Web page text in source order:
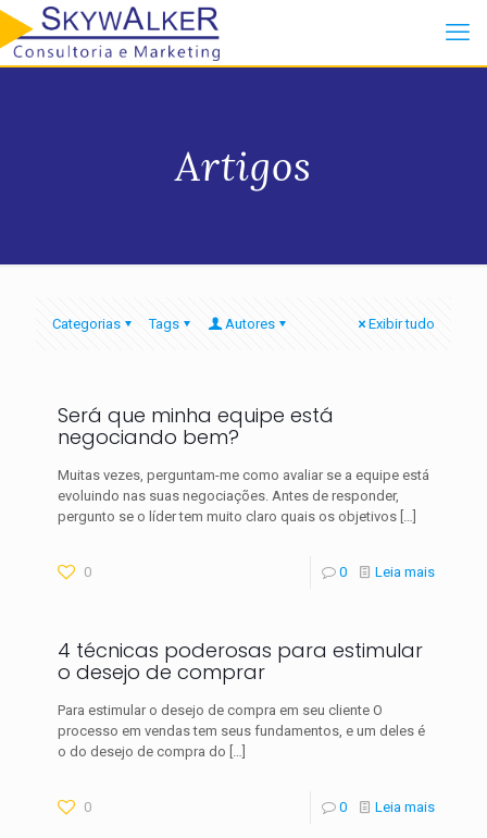
Artigos
Categorias Tags Autores Exibir tudo
Será que minha equipe está
negociando bem?
Muitas vezes, perguntam-me como avaliar se a equipe está
evoluindo nas suas negociações. Antes de responder,
pergunto se o líder tem muito claro quais os objetivos […]
0 0 Leia mais
4 técnicas poderosas para estimular
o desejo de comprar
Para estimular o desejo de compra em seu cliente O
processo em vendas tem seus fun­damentos, e um deles é
o do desejo de compra do […]
0 0 Leia mais